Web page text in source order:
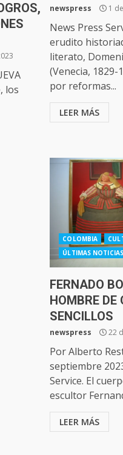
los
newspress 1
News Press
erudito
literato,
(Venecia,
por reformas...
LEER MÁS
COLOMBIA
ÚLTIMAS NOTICIAS
FERNADO
HOMBRE DE
SENCILLOS
newspress 22
Por Alberto
septiembre
Service. El
escultor
LEER MÁS